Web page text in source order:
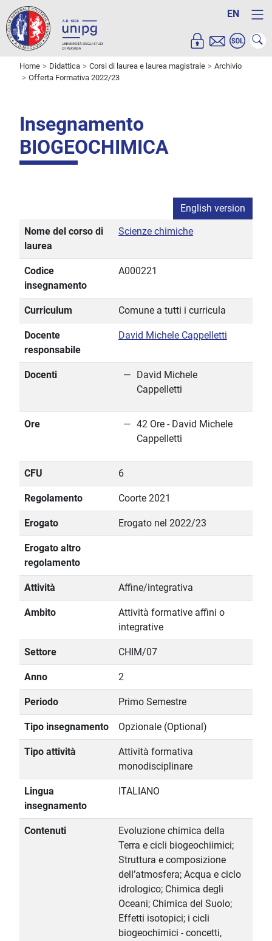
EN
Home Didattica Corsi di laurea e laurea magistrale
Archivio
Offerta Formativa 2022/23
Insegnamento
BIOGEOCHIMICA
English version
Nome del corso di
laurea
Scienze chimiche
Codice
insegnamento
A000221
Curriculum Comune a tutti i curricula
Docente
responsabile
David Michele Cappelletti
Docenti
David Michele
Cappelletti
Ore
42 Ore - David Michele
Cappelletti
CFU 6
Regolamento Coorte 2021
Erogato Erogato nel 2022/23
Erogato altro
regolamento
Attività Affine/integrativa
Ambito
Attività formative affini o
integrative
Settore CHIM/07
Anno 2
Periodo Primo Semestre
Tipo insegnamento Opzionale (Optional)
Tipo attività
Attività formativa
monodisciplinare
Lingua
insegnamento
ITALIANO
Contenuti
Evoluzione chimica della
Terra e cicli biogeochiimici;
Struttura e composizione
dell’atmosfera; Acqua e ciclo
idrologico; Chimica degli
Oceani; Chimica del Suolo;
Effetti isotopici; i cicli
biogeochimici - concetti,